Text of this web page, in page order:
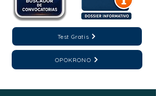
Test Gratis
OPOKRONO